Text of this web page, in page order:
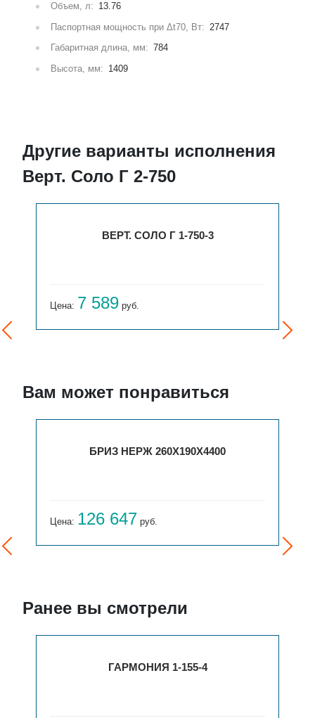
Объем, л: 13.76
Паспортная мощность при Δt70, Вт: 2747
Габаритная длина, мм: 784
Высота, мм: 1409
Другие варианты исполнения
Верт. Соло Г 2-750
ВЕРТ. СОЛО Г 1-750-3
Цена: 7 589 руб.
Вам может понравиться
БРИЗ НЕРЖ 260Х190Х4400
Цена: 126 647 руб.
Ранее вы смотрели
ГАРМОНИЯ 1-155-4